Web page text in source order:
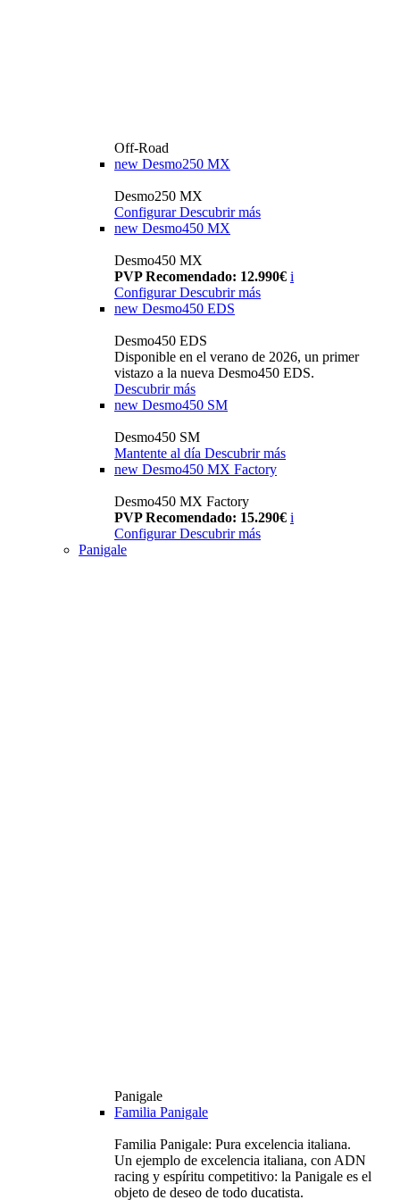
Off-Road
new Desmo250 MX
Desmo250 MX
Configurar Descubrir más
new Desmo450 MX
Desmo450 MX
PVP Recomendado: 12.990€ i
Configurar Descubrir más
new Desmo450 EDS
Desmo450 EDS
Disponible en el verano de 2026, un primer
vistazo a la nueva Desmo450 EDS.
Descubrir más
new Desmo450 SM
Desmo450 SM
Mantente al día Descubrir más
new Desmo450 MX Factory
Desmo450 MX Factory
PVP Recomendado: 15.290€ i
Configurar Descubrir más
Panigale
Panigale
Familia Panigale
Familia Panigale: Pura excelencia italiana.
Un ejemplo de excelencia italiana, con ADN
racing y espíritu competitivo: la Panigale es el
objeto de deseo de todo ducatista.